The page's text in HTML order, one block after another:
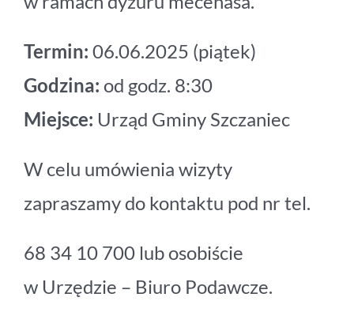
Termin: 06.06.2025 (piątek)
Godzina: od godz. 8:30
Miejsce: Urząd Gminy Szczaniec
W celu umówienia wizyty
zapraszamy do kontaktu pod nr tel.
68 34 10 700 lub osobiście
w Urzędzie – Biuro Podawcze.